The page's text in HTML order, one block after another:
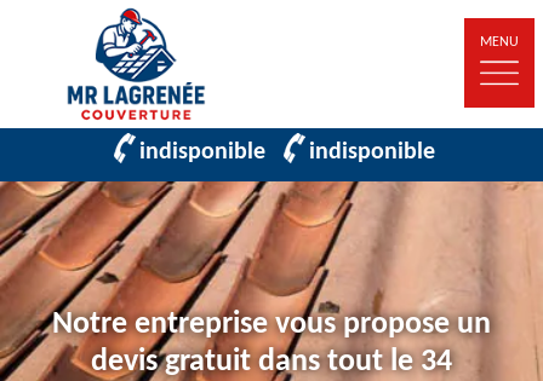
MENU
indisponible indisponible
Notre entreprise vous propose un
devis gratuit dans tout le 34